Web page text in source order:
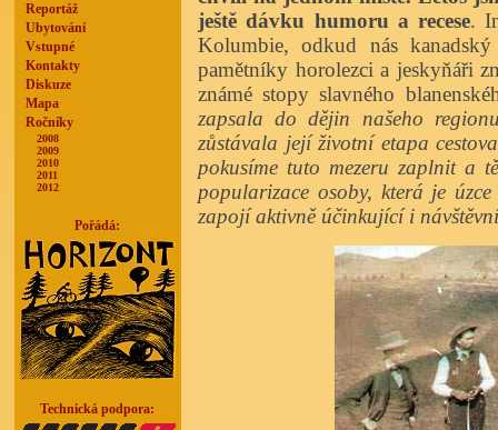
Reportáž
Ubytování
Vstupné
Kontakty
Diskuze
Mapa
Ročníky
2008
2009
2010
2011
2012
Pořádá:
Technická podpora:
ještě dávku humoru a recese.
Kolumbie, odkud nás
pamětníky horolezci a jeskyňáři
známé stopy slavného
zapsala do dějin našeho
zůstávala její životní etapa
pokusíme tuto mezeru zaplnit a
popularizace osoby, která je
zapojí aktivně účinkující i